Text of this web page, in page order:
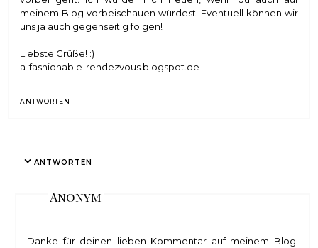
meinem Blog vorbeischauen würdest. Eventuell können wir
uns ja auch gegenseitig folgen!
Liebste Grüße! :)
a-fashionable-rendezvous.blogspot.de
ANTWORTEN
ANTWORTEN
Anonym
Danke für deinen lieben Kommentar auf meinem Blog.